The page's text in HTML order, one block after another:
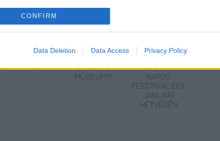
allow Google to enable storage related to security, including
functionality and fraud prevention, and other user protection.
CONFIRM
Data Deletion Data Access Privacy Policy
GYÓGYÍTÓ
MÚZEUM?!
ÜNNEPE: HÁROM
NAPOS
FESZTIVÁL EGY
JANUÁRI
HÉTVÉGÉN